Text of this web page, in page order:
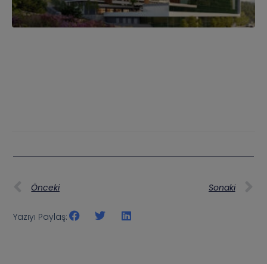
Önceki Sonaki
Yazıyı Paylaş: